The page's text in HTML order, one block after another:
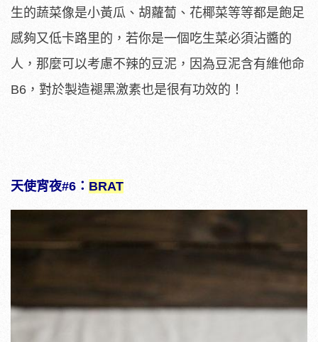
生的蔬菜像是小黃瓜、胡蘿蔔、花椰菜等等都是飽足
感夠又低卡路里的，若你是一個吃生菜必須沾醬的
人，那麼可以考慮不辣的豆泥，因為豆泥含有維他命
B6，對於製造褪黑激素也是很有功效的！
天使宵夜#6： BRAT